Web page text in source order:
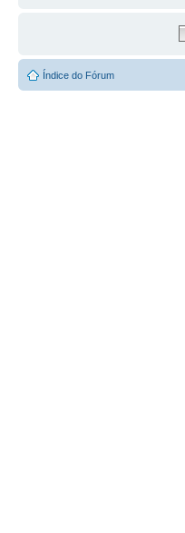
Índice do Fórum